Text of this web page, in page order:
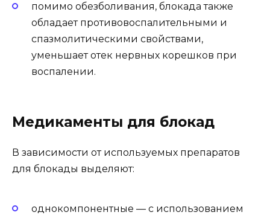
помимо обезболивания, блокада также
обладает противовоспалительными и
спазмолитическими свойствами,
уменьшает отек нервных корешков при
воспалении.
Медикаменты для блокад
В зависимости от используемых препаратов
для блокады выделяют:
однокомпонентные — с использованием